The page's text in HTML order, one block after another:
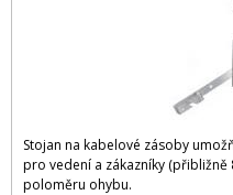
Stojan na kabelové zásoby
pro vedení a zákazníky (přibližně
poloměru ohybu.